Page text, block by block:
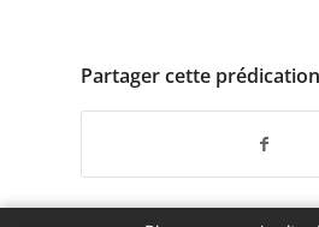
Partager cette prédication